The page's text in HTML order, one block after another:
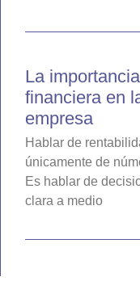
La
financiera en
empresa
Hablar de
únicamente de
Es hablar de
clara a medio